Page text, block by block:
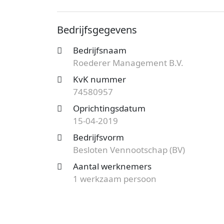
74580957. De ondernemingsvorm van
Ben je op zoek naar een
tarieven?Start nu je gratis
bij jou uit de buurt. Kies een vakkundig
Bedrijfsgegevens
Bedrijfsnaam
Roederer Management B.V.
KvK nummer
74580957
Oprichtingsdatum
15-04-2019
Bedrijfsvorm
Besloten Vennootschap (BV)
Aantal werknemers
1 werkzaam persoon